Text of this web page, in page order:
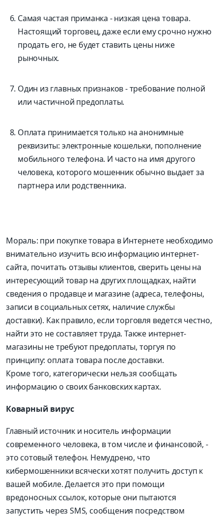
Самая частая приманка - низкая цена товара.
Настоящий торговец, даже если ему срочно нужно
продать его, не будет ставить цены ниже
рыночных.
Один из главных признаков - требование полной
или частичной предоплаты.
Оплата принимается только на анонимные
реквизиты: электронные кошельки, пополнение
мобильного телефона. И часто на имя другого
человека, которого мошенник обычно выдает за
партнера или родственника.
Мораль: при покупке товара в Интернете необходимо
внимательно изучить всю информацию интернет-
сайта, почитать отзывы клиентов, сверить цены на
интересующий товар на других площадках, найти
сведения о продавце и магазине (адреса, телефоны,
записи в социальных сетях, наличие службы
доставки). Как правило, если торговля ведется честно,
найти это не составляет труда. Также интернет-
магазины не требуют предоплаты, торгуя по
принципу: оплата товара после доставки.
Кроме того, категорически нельзя сообщать
информацию о своих банковских картах.
Коварный вирус
Главный источник и носитель информации
современного человека, в том числе и финансовой, -
это сотовый телефон. Немудрено, что
кибермошенники всячески хотят получить доступ к
вашей мобиле. Делается это при помощи
вредоносных ссылок, которые они пытаются
запустить через SMS, сообщения посредством